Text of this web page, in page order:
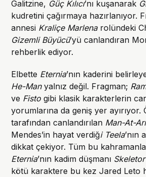
Galitzine, Güç Kılıcı’nı kuşanarak
kudretini çağırmaya hazırlanıyor.
annesi Kraliçe Marlenarolündeki
Gizemli Büyücü’yü canlandıran
rehberlik ediyor.
Elbette Eternia’nın kaderini
He-Manyalnız değil. Fragman;
ve Fisto gibi klasik karakterlerin
yorumlarına da geniş yer ayırıyor.
tarafından canlandırılan Man-At-
Mendes’in hayat verdiği Teela’nın
dikkat çekiyor. Tüm bu
Eternia’nın kadim düşmanı Skeletor
kötü karaktere bu kez Jared Leto